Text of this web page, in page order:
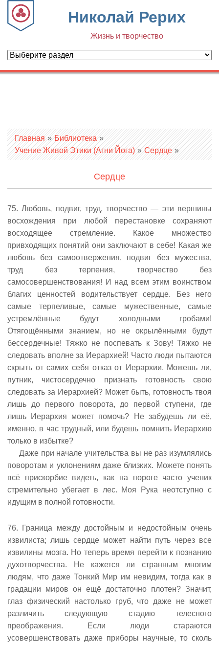
Николай Рерих
Жизнь и творчество
Вы здесь
Главная » Библиотека »
Учение Живой Этики (Агни Йога) » Сердце »
Сердце
75. Любовь, подвиг, труд, творчество — эти вершины
восхождения при любой перестановке сохраняют
восходящее стремление. Какое множество
привходящих понятий они заключают в себе! Какая же
любовь без самоотвержения, подвиг без мужества,
труд без терпения, творчество без
самосовершенствования! И над всем этим воинством
благих ценностей водительствует сердце. Без него
самые терпеливые, самые мужественные, самые
устремлённые будут холодными гробами!
Отягощёнными знанием, но не окрылёнными будут
бессердечные! Тяжко не поспевать к Зову! Тяжко не
следовать вполне за Иерархией! Часто люди пытаются
скрыть от самих себя отказ от Иерархии. Можешь ли,
путник, чистосердечно признать готовность свою
следовать за Иерархией? Может быть, готовность твоя
лишь до первого поворота, до первой ступени, где
лишь Иерархия может помочь? Не забудешь ли её,
именно, в час трудный, или будешь помнить Иерархию
только в избытке?
Даже при начале учительства вы не раз изумлялись
поворотам и уклонениям даже близких. Можете понять
всё прискорбие видеть, как на пороге часто ученик
стремительно убегает в лес. Моя Рука неотступно с
идущим в полной готовности.
76. Граница между достойным и недостойным очень
извилиста; лишь сердце может найти путь через все
извилины мозга. Но теперь время перейти к познанию
духотворчества. Не кажется ли странным многим
людям, что даже Тонкий Мир им невидим, тогда как в
градации миров он ещё достаточно плотен? Значит,
глаз физический настолько груб, что даже не может
различить следующую стадию телесного
преображения. Если люди стараются
усовершенствовать даже приборы научные, то сколь